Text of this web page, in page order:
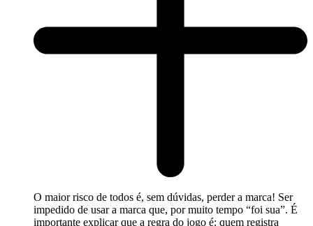
O maior risco de todos é, sem dúvidas, perder a marca! Ser
impedido de usar a marca que, por muito tempo “foi sua”. É
importante explicar que a regra do jogo é: quem registra